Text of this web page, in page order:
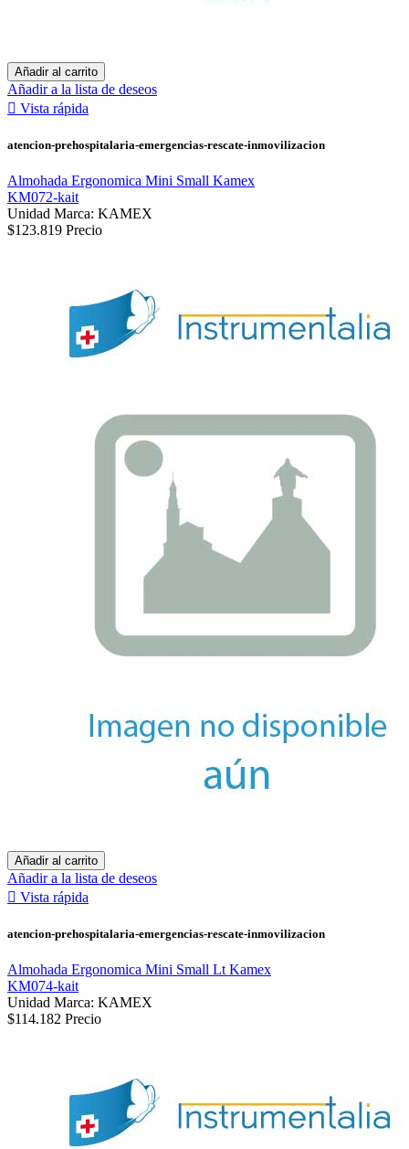
Añadir al carrito
Añadir a la lista de deseos
 Vista rápida
atencion-prehospitalaria-emergencias-rescate-inmovilizacion
Almohada Ergonomica Mini Small Kamex
KM072-kait
Unidad Marca: KAMEX
$123.819 Precio
Añadir al carrito
Añadir a la lista de deseos
 Vista rápida
atencion-prehospitalaria-emergencias-rescate-inmovilizacion
Almohada Ergonomica Mini Small Lt Kamex
KM074-kait
Unidad Marca: KAMEX
$114.182 Precio